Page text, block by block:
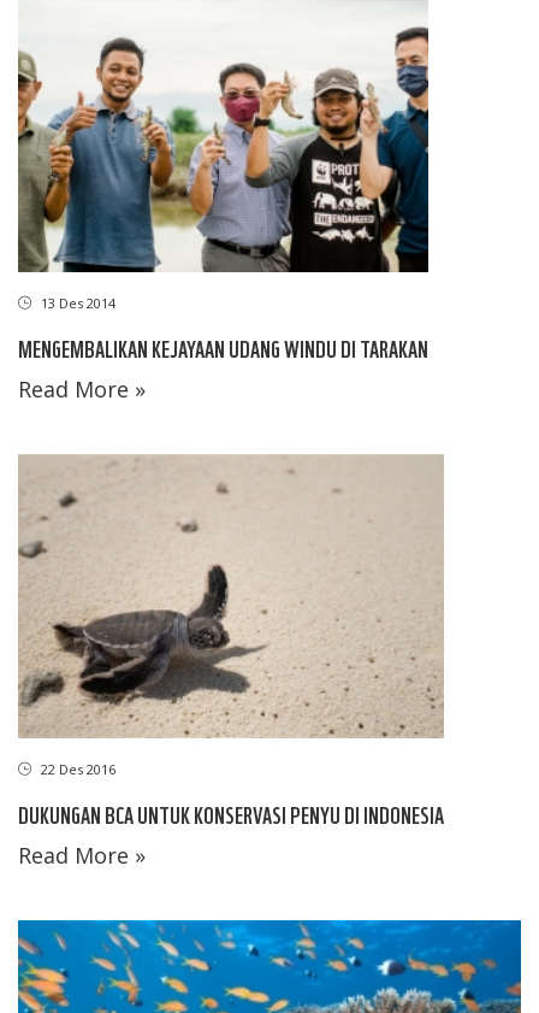
13 Des 2014
MENGEMBALIKAN KEJAYAAN UDANG WINDU DI TARAKAN
Read More »
22 Des 2016
DUKUNGAN BCA UNTUK KONSERVASI PENYU DI INDONESIA
Read More »